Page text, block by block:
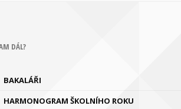
DÁL?
BAKALÁŘI
HARMONOGRAM ŠKOLNÍHO ROKU